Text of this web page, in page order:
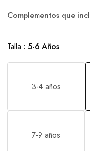
Complementos que
Talla 5-6 Años
3-4 años
7-9 años